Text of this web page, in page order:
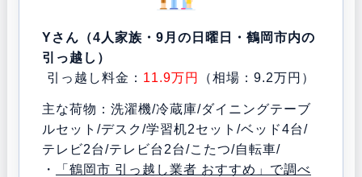
Yさん（4人家族・9月の日曜日・鶴岡市内の
引っ越し）
引っ越し料金： 11.9万円 （相場：9.2万円）
主な荷物：洗濯機/冷蔵庫/ダイニングテーブ
ルセット/デスク/学習机2セット/ベッド4台/
テレビ2台/テレビ台2台/こたつ/自転車/
・
「鶴岡市 引っ越し業者 おすすめ」で調べ